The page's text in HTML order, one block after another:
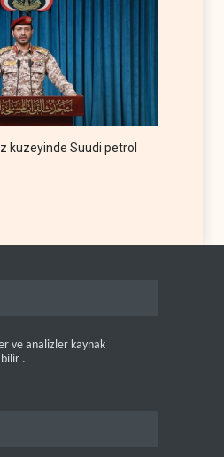
kuzeyinde Suudi petrol
ve analizler kaynak
.